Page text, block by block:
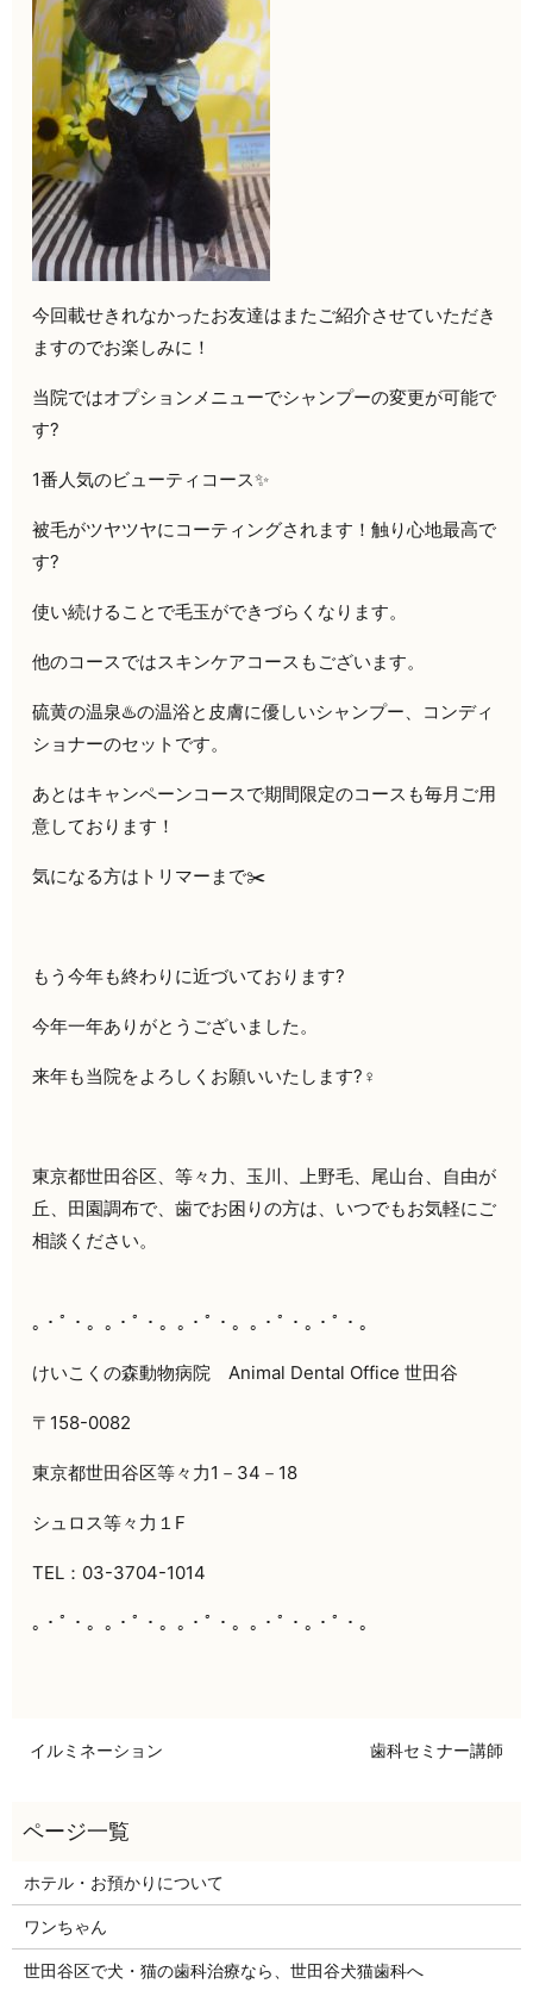
今回載せきれなかったお友達はまたご紹介させていただき
ますのでお楽しみに！
当院ではオプションメニューでシャンプーの変更が可能で
す?
1番人気のビューティコース✨
被毛がツヤツヤにコーティングされます！触り心地最高で
す?
使い続けることで毛玉ができづらくなります。
他のコースではスキンケアコースもございます。
硫黄の温泉♨️の温浴と皮膚に優しいシャンプー、コンディ
ショナーのセットです。
あとはキャンペーンコースで期間限定のコースも毎月ご用
意しております！
気になる方はトリマーまで✂️
もう今年も終わりに近づいております?
今年一年ありがとうございました。
来年も当院をよろしくお願いいたします?‍♀️
東京都世田谷区、等々力、玉川、上野毛、尾山台、自由が
丘、田園調布で、歯でお困りの方は、いつでもお気軽にご
相談ください。
｡・ﾟ・。｡・ﾟ・。｡・ﾟ・。｡・ﾟ・｡・ﾟ・。
けいこくの森動物病院 Animal Dental Office 世田谷
〒158-0082
東京都世田谷区等々力1－34－18
シュロス等々力１F
TEL：03-3704-1014
｡・ﾟ・。｡・ﾟ・。｡・ﾟ・。｡・ﾟ・｡・ﾟ・。
イルミネーション 歯科セミナー講師
ホテル・お預かりについて
ワンちゃん
世田谷区で犬・猫の歯科治療なら、世田谷犬猫歯科へ